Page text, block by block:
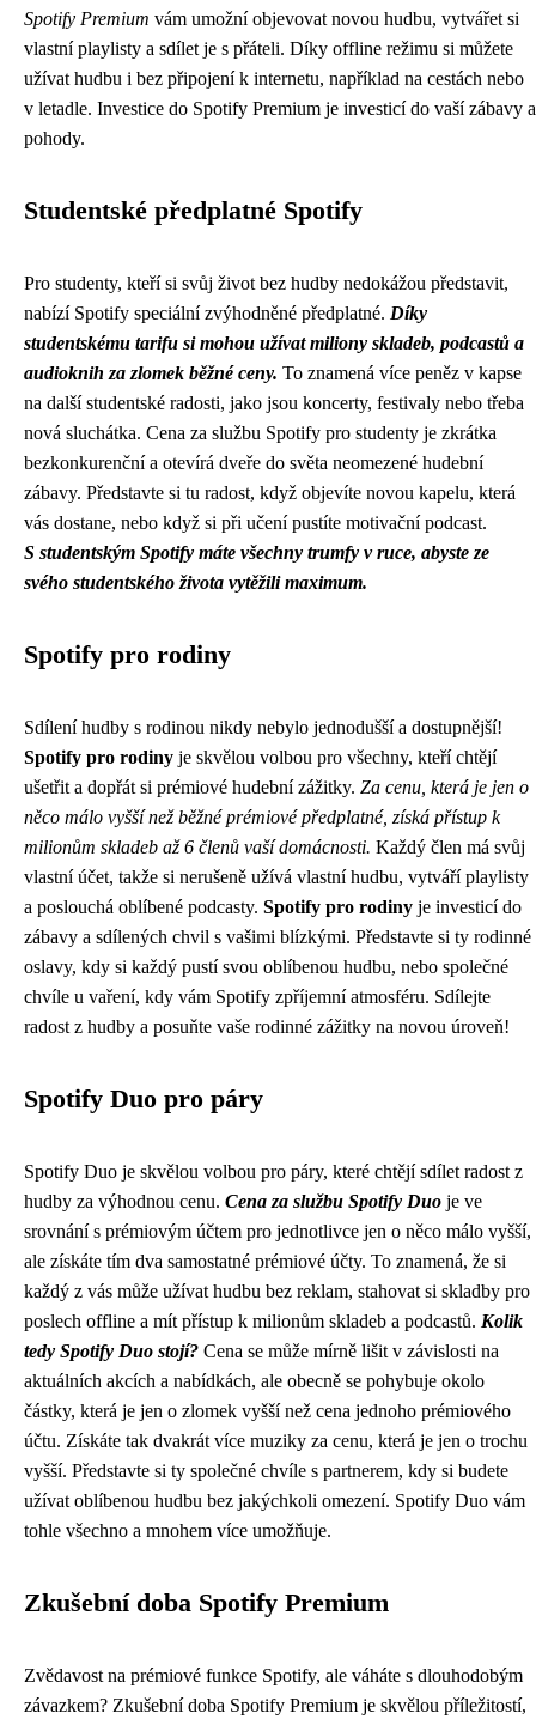
Spotify Premium vám umožní objevovat novou hudbu, vytvářet si
vlastní playlisty a sdílet je s přáteli. Díky offline režimu si můžete
užívat hudbu i bez připojení k internetu, například na cestách nebo
v letadle. Investice do Spotify Premium je investicí do vaší zábavy a
pohody.
Studentské předplatné Spotify
Pro studenty, kteří si svůj život bez hudby nedokážou představit,
nabízí Spotify speciální zvýhodněné předplatné. Díky
studentskému tarifu si mohou užívat miliony skladeb, podcastů a
audioknih za zlomek běžné ceny. To znamená více peněz v kapse
na další studentské radosti, jako jsou koncerty, festivaly nebo třeba
nová sluchátka. Cena za službu Spotify pro studenty je zkrátka
bezkonkurenční a otevírá dveře do světa neomezené hudební
zábavy. Představte si tu radost, když objevíte novou kapelu, která
vás dostane, nebo když si při učení pustíte motivační podcast.
S studentským Spotify máte všechny trumfy v ruce, abyste ze
svého studentského života vytěžili maximum.
Spotify pro rodiny
Sdílení hudby s rodinou nikdy nebylo jednodušší a dostupnější!
Spotify pro rodiny je skvělou volbou pro všechny, kteří chtějí
ušetřit a dopřát si prémiové hudební zážitky. Za cenu, která je jen o
něco málo vyšší než běžné prémiové předplatné, získá přístup k
milionům skladeb až 6 členů vaší domácnosti. Každý člen má svůj
vlastní účet, takže si nerušeně užívá vlastní hudbu, vytváří playlisty
a poslouchá oblíbené podcasty. Spotify pro rodiny je investicí do
zábavy a sdílených chvil s vašimi blízkými. Představte si ty rodinné
oslavy, kdy si každý pustí svou oblíbenou hudbu, nebo společné
chvíle u vaření, kdy vám Spotify zpříjemní atmosféru. Sdílejte
radost z hudby a posuňte vaše rodinné zážitky na novou úroveň!
Spotify Duo pro páry
Spotify Duo je skvělou volbou pro páry, které chtějí sdílet radost z
hudby za výhodnou cenu. Cena za službu Spotify Duo je ve
srovnání s prémiovým účtem pro jednotlivce jen o něco málo vyšší,
ale získáte tím dva samostatné prémiové účty. To znamená, že si
každý z vás může užívat hudbu bez reklam, stahovat si skladby pro
poslech offline a mít přístup k milionům skladeb a podcastů. Kolik
tedy Spotify Duo stojí? Cena se může mírně lišit v závislosti na
aktuálních akcích a nabídkách, ale obecně se pohybuje okolo
částky, která je jen o zlomek vyšší než cena jednoho prémiového
účtu. Získáte tak dvakrát více muziky za cenu, která je jen o trochu
vyšší. Představte si ty společné chvíle s partnerem, kdy si budete
užívat oblíbenou hudbu bez jakýchkoli omezení. Spotify Duo vám
tohle všechno a mnohem více umožňuje.
Zkušební doba Spotify Premium
Zvědavost na prémiové funkce Spotify, ale váháte s dlouhodobým
závazkem? Zkušební doba Spotify Premium je skvělou příležitostí,